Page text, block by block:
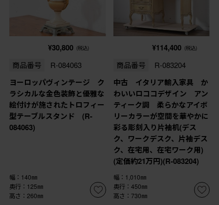
¥30,800 (税込)
商品番号 R-084063
ヨーロッパヴィンテージ ク
ラシカルな金色装飾と優雅な
絵付けが施されたトロフィー
型テーブルスタンド (R-
084063)
幅：140㎜
奥行：125㎜
高さ：260㎜
¥114,400 (税込)
商品番号 R-083204
中古 イタリア輸入家具 か
わいいロココデザイン アン
ティーク調 柔らかなアイボ
リーカラーが空間を華やかに
彩る彫刻入り片袖机(デス
ク、ワークデスク、片袖デス
ク、在宅用、在宅ワーク用)
(定価約21万円)(R-083204)
幅：1,010㎜
奥行：450㎜
高さ：730㎜